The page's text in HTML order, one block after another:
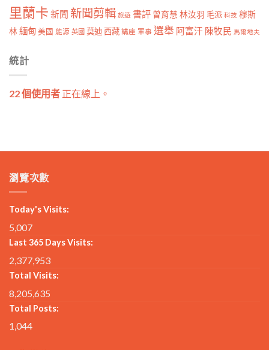
里蘭卡 新聞 新聞剪輯 旅遊 書評 曾育慧 林汝羽 毛派 科技 穆斯
林 緬甸 美國 能源 英國 莫迪 西藏 講座 軍事 選舉 阿富汗 陳牧民 馬爾地夫
統計
22 個使用者 正在線上。
瀏覽次數
Today's Visits:
5,007
Last 365 Days Visits:
2,377,953
Total Visits:
8,205,635
Total Posts:
1,044